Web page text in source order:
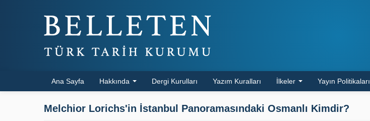
Ana Sayfa Hakkında Dergi Kurulları Yazım Kuralları İlkeler Yayın Politikaları
Melchior Lorichs'in İstanbul Panoramasındaki Osmanlı Kimdir?